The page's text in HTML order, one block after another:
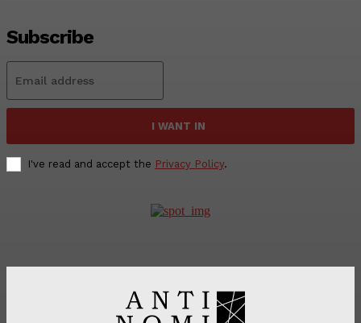
Subscribe
I WANT IN
I've read and accept the Privacy Policy.